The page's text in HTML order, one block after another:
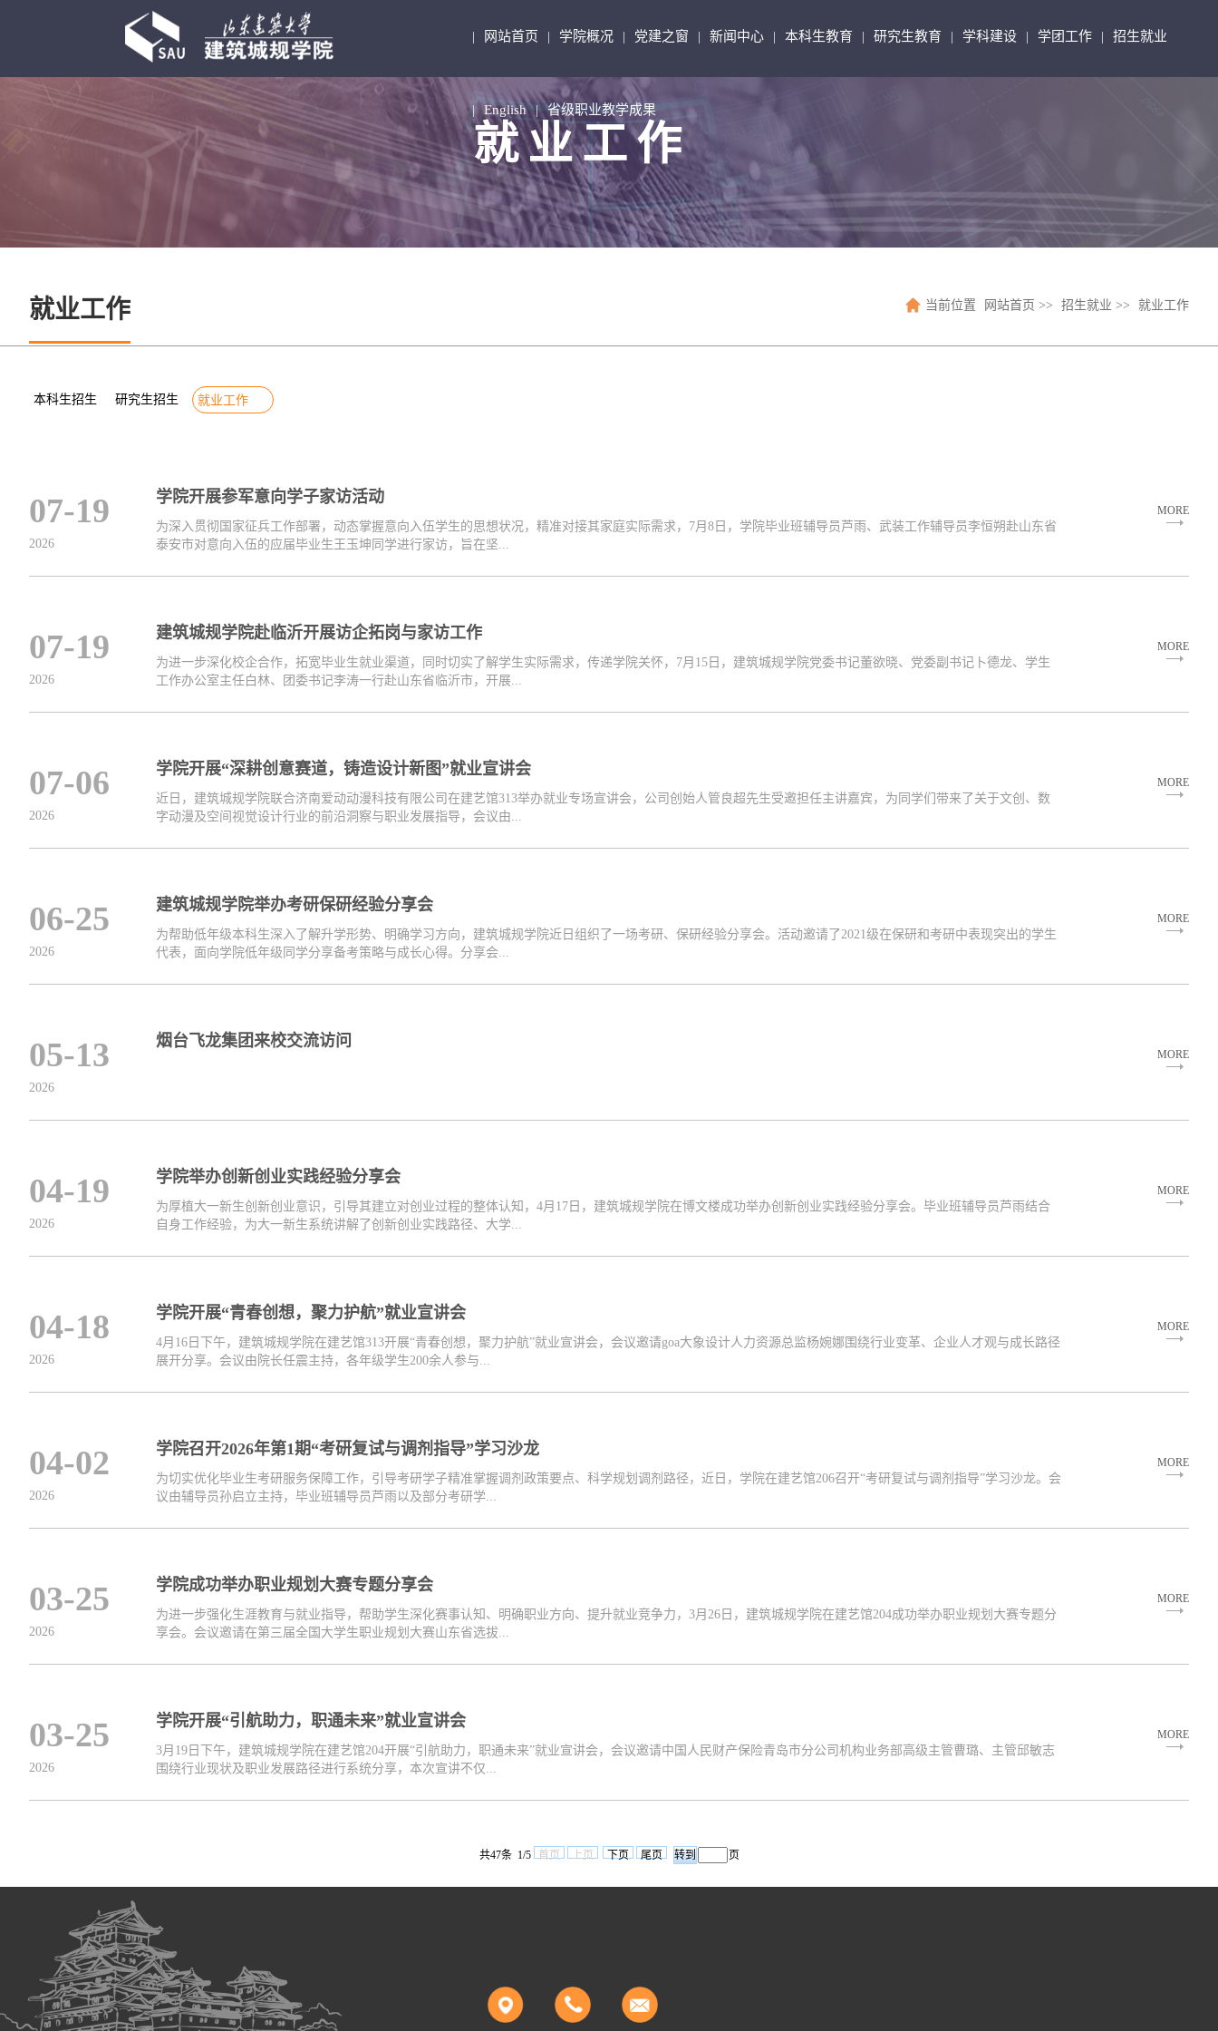
网站首页 学院概况 党建之窗 新闻中心 本科生教育 研究生教育 学科建设 学团工作 招生就业
| English | 省级职业教学成果
就业工作
就业工作 当前位置 网站首页 >> 招生就业 >> 就业工作
本科生招生 研究生招生 就业工作
07-19
2026
学院开展参军意向学子家访活动
为深入贯彻国家征兵工作部署，动态掌握意向入伍学生的思想状况，精准对接其家庭实际需求，7月8日，学院毕业班辅导员芦雨、武装工作辅导员李恒朔赴山东省
泰安市对意向入伍的应届毕业生王玉坤同学进行家访，旨在坚...
MORE
07-19
2026
建筑城规学院赴临沂开展访企拓岗与家访工作
为进一步深化校企合作，拓宽毕业生就业渠道，同时切实了解学生实际需求，传递学院关怀，7月15日，建筑城规学院党委书记董欲晓、党委副书记卜德龙、学生
工作办公室主任白林、团委书记李涛一行赴山东省临沂市，开展...
MORE
07-06
2026
学院开展“深耕创意赛道，铸造设计新图”就业宣讲会
近日，建筑城规学院联合济南爱动动漫科技有限公司在建艺馆313举办就业专场宣讲会，公司创始人管良超先生受邀担任主讲嘉宾，为同学们带来了关于文创、数
字动漫及空间视觉设计行业的前沿洞察与职业发展指导，会议由...
MORE
06-25
2026
建筑城规学院举办考研保研经验分享会
为帮助低年级本科生深入了解升学形势、明确学习方向，建筑城规学院近日组织了一场考研、保研经验分享会。活动邀请了2021级在保研和考研中表现突出的学生
代表，面向学院低年级同学分享备考策略与成长心得。分享会...
MORE
05-13
2026
烟台飞龙集团来校交流访问
MORE
04-19
2026
学院举办创新创业实践经验分享会
为厚植大一新生创新创业意识，引导其建立对创业过程的整体认知，4月17日，建筑城规学院在博文楼成功举办创新创业实践经验分享会。毕业班辅导员芦雨结合
自身工作经验，为大一新生系统讲解了创新创业实践路径、大学...
MORE
04-18
2026
学院开展“青春创想，聚力护航”就业宣讲会
4月16日下午，建筑城规学院在建艺馆313开展“青春创想，聚力护航”就业宣讲会，会议邀请goa大象设计人力资源总监杨婉娜围绕行业变革、企业人才观与成长路径
展开分享。会议由院长任震主持，各年级学生200余人参与...
MORE
04-02
2026
学院召开2026年第1期“考研复试与调剂指导”学习沙龙
为切实优化毕业生考研服务保障工作，引导考研学子精准掌握调剂政策要点、科学规划调剂路径，近日，学院在建艺馆206召开“考研复试与调剂指导”学习沙龙。会
议由辅导员孙启立主持，毕业班辅导员芦雨以及部分考研学...
MORE
03-25
2026
学院成功举办职业规划大赛专题分享会
为进一步强化生涯教育与就业指导，帮助学生深化赛事认知、明确职业方向、提升就业竞争力，3月26日，建筑城规学院在建艺馆204成功举办职业规划大赛专题分
享会。会议邀请在第三届全国大学生职业规划大赛山东省选拔...
MORE
03-25
2026
学院开展“引航助力，职通未来”就业宣讲会
3月19日下午，建筑城规学院在建艺馆204开展“引航助力，职通未来”就业宣讲会，会议邀请中国人民财产保险青岛市分公司机构业务部高级主管曹璐、主管邱敏志
围绕行业现状及职业发展路径进行系统分享，本次宣讲不仅...
MORE
共47条 1/5 首页 上页 下页 尾页 页